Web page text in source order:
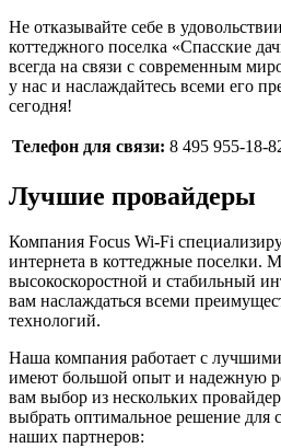
Не отказывайте себе в
коттеджного поселка «Спасские
всегда на связи с современным
у нас и наслаждайтесь всеми его
сегодня!
Телефон для связи: 8 495 955-18-
Лучшие провайдеры
Компания Focus Wi-Fi
интернета в коттеджные поселки.
высокоскоростной и стабильный
вам наслаждаться всеми
технологий.
Наша компания работает с
имеют большой опыт и надежную
вам выбор из нескольких
выбрать оптимальное решение для
наших партнеров: